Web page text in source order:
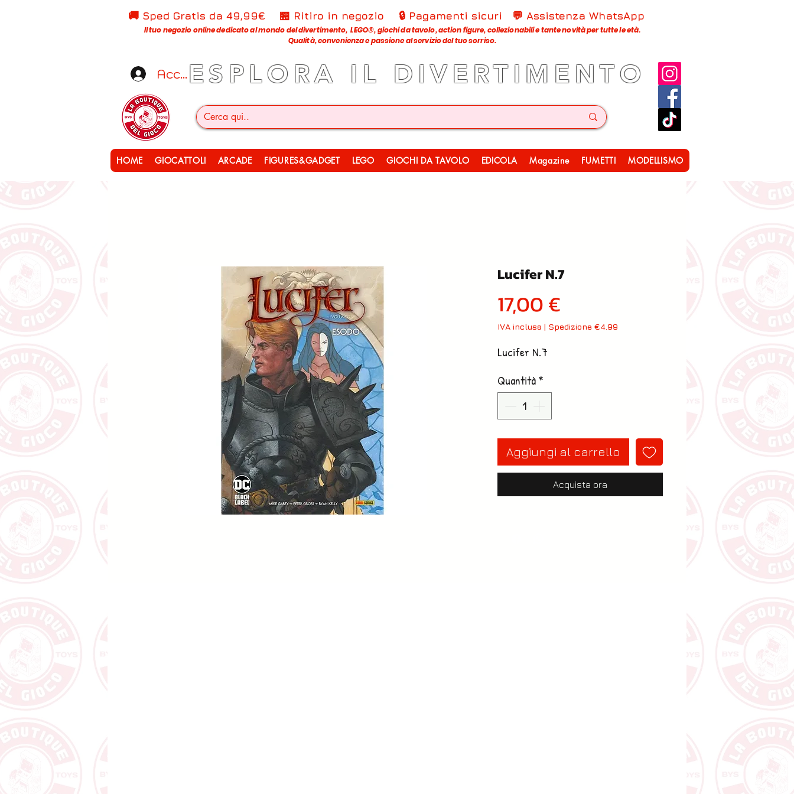
ESPLORA IL DIVERTIMENTO
Accedi
🚚 Sped Gratis da 49,99€ 🏪 Ritiro in negozio 🔒 Pagamenti sicuri 💬 Assistenza WhatsApp
Il tuo negozio online dedicato al mondo del divertimento, LEGO®, giochi da tavolo, action figure, collezionabili e tante novità per tutte le età.
Qualità, convenienza e passione al servizio del tuo sorriso.
HOME GIOCATTOLI ARCADE FIGURES&GADGET LEGO GIOCHI DA TAVOLO EDICOLA Magazine FUMETTI MODELLISMO
Lucifer N.7
17,00 €
IVA inclusa | Spedizione €4.99
Lucifer N.7
Quantità*
Aggiungi al carrello
Acquista ora